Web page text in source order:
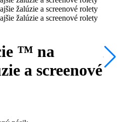
™ na
a screenové